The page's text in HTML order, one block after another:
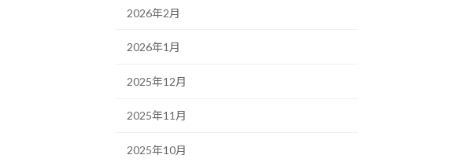
2026年2月
2026年1月
2025年12月
2025年11月
2025年10月